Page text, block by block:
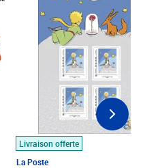
Livraison offerte
La Poste